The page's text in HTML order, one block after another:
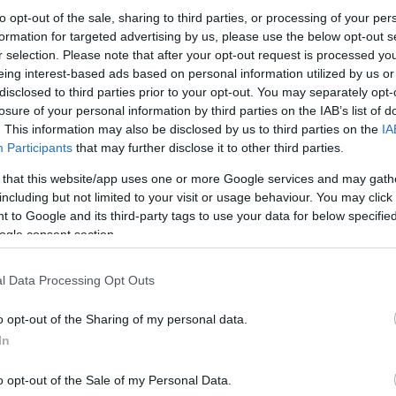
opt-out of the sale, sharing to third parties, or processing of your
for targeted advertising by us, please use the below opt-out
selection. Please note that after your opt-out request is processed
interest-based ads based on personal information utilized by us
to third parties prior to your opt-out. You may separately
of your personal information by third parties on the IAB’s list of
This information may also be disclosed by us to third parties on the
Participants that may further disclose it to other third parties.
that this website/app uses one or more Google services and may
but not limited to your visit or usage behaviour. You may
to Google and its third-party tags to use your data for below
consent section.
Data Processing Opt Outs
opt-out of the Sharing of my personal data.
opt-out of the Sale of my Personal Data.
Link másolása
pénteken pisztollyal menekülő és
az utcán már nem volt lőszer abban a
meg a bíróságon a 35 éves férfi. A tár
a pisztolyból. Az, hogy pontosan hol -
lőtték le. Öt golyót kapott, de túlélte.
maradhat.